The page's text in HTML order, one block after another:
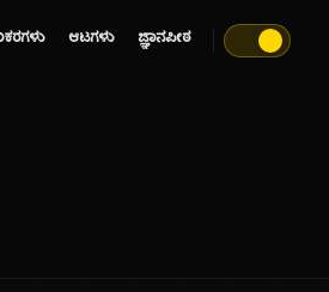
ಆಟಗಳು ಜ್ಞಾನಪೀಠ